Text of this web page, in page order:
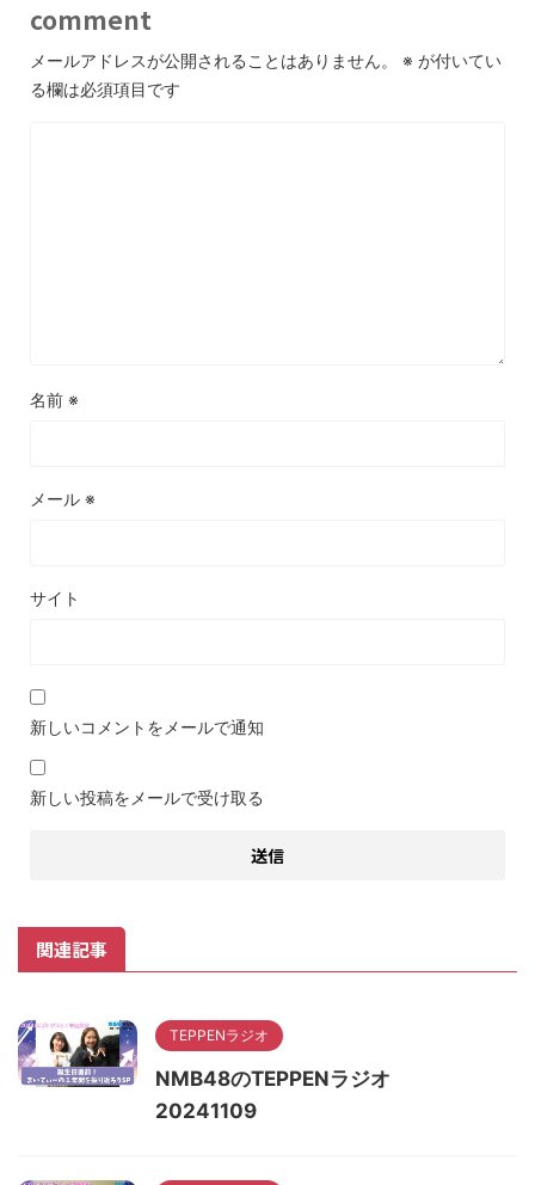
comment
メールアドレスが公開されることはありません。 ※ が付いてい
る欄は必須項目です
名前 ※
メール ※
サイト
新しいコメントをメールで通知
新しい投稿をメールで受け取る
関連記事
TEPPENラジオ
NMB48のTEPPENラジオ
20241109